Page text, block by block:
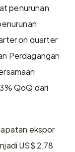
penurunan
on quarter
Perdagangan
QoQ dari
ekspor
US$ 2,78